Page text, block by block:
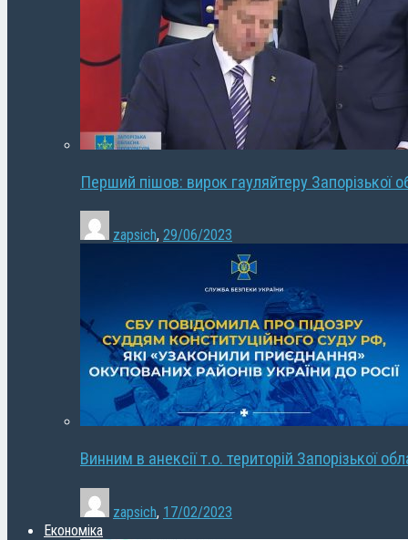
Перший пішов: вирок гауляйтеру Запорізької
zapsich, 29/06/2023
Винним в анексії т.о. територій Запорізької
zapsich, 17/02/2023
Економіка